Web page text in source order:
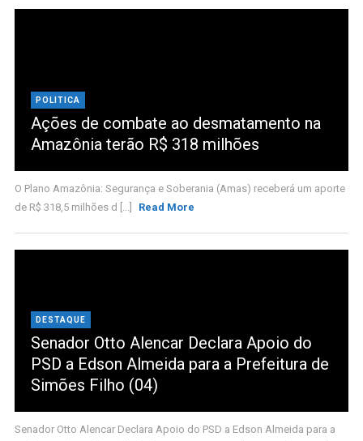
POLITICA
Ações de combate ao desmatamento na
Amazônia terão R$ 318 milhões
O Plano Amazônia: Segurança e Soberania (Amas) receberá um aporte
de R$ 318,5 milhões d [...]
Read More
DESTAQUE
Senador Otto Alencar Declara Apoio do
PSD a Edson Almeida para a Prefeitura de
Simões Filho (04)
Senador Otto Alencar Declara Apoio do PSD a Edson Almeida para a